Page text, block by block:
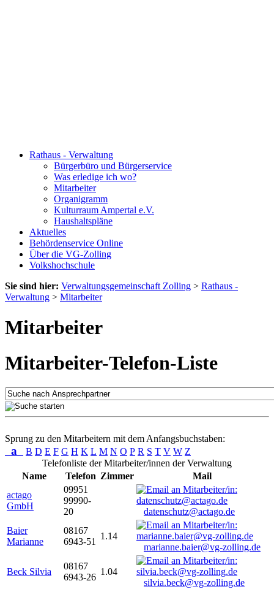
Rathaus - Verwaltung
Bürgerbüro und Bürgerservice
Was erledige ich wo?
Mitarbeiter
Organigramm
Kulturraum Ampertal e.V.
Haushaltspläne
Aktuelles
Behördenservice Online
Über die VG-Zolling
Volkshochschule
Sie sind hier: Verwaltungsgemeinschaft Zolling > Rathaus -
Verwaltung > Mitarbeiter
Mitarbeiter
Mitarbeiter-Telefon-Liste
Sprung zu den Mitarbeitern mit dem Anfangsbuchstaben:
a B D E F G H K L M N O P R S T V W Z
Telefonliste der Mitarbeiter/innen der Verwaltung
Name
Telefon Zimmer
Mail
actago
GmbH
09951
99990-
20
datenschutz@actago.de
Baier
Marianne
08167
6943-51
1.14
marianne.baier@vg-zolling.de
Beck Silvia
08167
6943-26
1.04
silvia.beck@vg-zolling.de